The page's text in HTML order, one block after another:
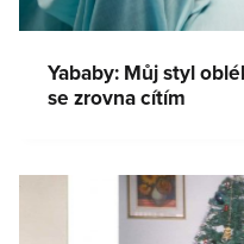
Yababy: Můj styl
se zrovna cítím